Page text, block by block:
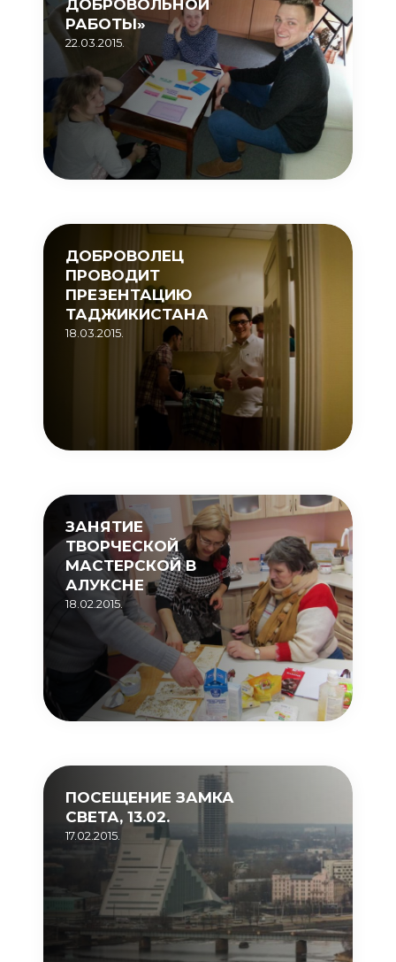
ДОБРОВОЛЬНОЙ
РАБОТЫ»
22.03.2015.
ДОБРОВОЛЕЦ
ПРОВОДИТ
ПРЕЗЕНТАЦИЮ
ТАДЖИКИСТАНА
18.03.2015.
ЗАНЯТИЕ
ТВОРЧЕСКОЙ
МАСТЕРСКОЙ В
АЛУКСНЕ
18.02.2015.
ПОСЕЩЕНИЕ ЗАМКА
СВЕТА, 13.02.
17.02.2015.